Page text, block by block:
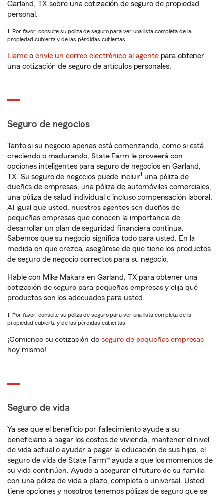
Garland, TX sobre una cotización de seguro de propiedad
personal.
1. Por favor, consulte su póliza de seguro para ver una lista completa de la
propiedad cubierta y de las pérdidas cubiertas.
Llame o envíe un correo electrónico al agente para obtener
una cotización de seguro de artículos personales.
Seguro de negocios
Tanto si su negocio apenas está comenzando, como si está
creciendo o madurando, State Farm le proveerá con
opciones inteligentes para seguro de negocios en Garland,
TX. Su seguro de negocios puede incluir1 una póliza de
dueños de empresas, una póliza de automóviles comerciales,
una póliza de salud individual o incluso compensación laboral.
Al igual que usted, nuestros agentes son dueños de
pequeñas empresas que conocen la importancia de
desarrollar un plan de seguridad financiera continua.
Sabemos que su negocio significa todo para usted. En la
medida en que crezca, asegúrese de que tiene los productos
de seguro de negocio correctos para su negocio.
Hable con Mike Makara en Garland, TX para obtener una
cotización de seguro para pequeñas empresas y elija qué
productos son los adecuados para usted.
1. Por favor, consulte su póliza de seguro para ver una lista completa de la
propiedad cubierta y de las pérdidas cubiertas.
¡Comience su cotización de seguro de pequeñas empresas
hoy mismo!
Seguro de vida
Ya sea que el beneficio por fallecimiento ayude a su
beneficiario a pagar los costos de vivienda, mantener el nivel
de vida actual o ayudar a pagar la educación de sus hijos, el
seguro de vida de State Farm® ayuda a que los momentos de
su vida continúen. Ayude a asegurar el futuro de su familia
con una póliza de vida a plazo, completa o universal. Usted
tiene opciones y nosotros tenemos pólizas de seguro que se